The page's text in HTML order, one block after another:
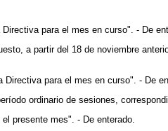
para el mes en curso". - De
a partir del 18 de noviembre
para el mes en curso". - De
ordinario de sesiones,
presente mes". - De enterado.